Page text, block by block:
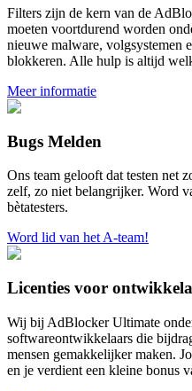
Filters zijn de kern van de
moeten voortdurend worden
nieuwe malware, volgsystemen
blokkeren. Alle hulp is altijd
Meer informatie
Bugs Melden
Ons team gelooft dat testen net
zelf, zo niet belangrijker. Word
bètatesters.
Word lid van het A-team!
Licenties voor
Wij bij AdBlocker Ultimate
softwareontwikkelaars die
mensen gemakkelijker maken.
en je verdient een kleine bonus